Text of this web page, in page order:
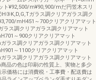
ト¥92,500/m¥90,900/mだ円笠木スリ
ガラス調クリアガラス調ク
mH451～700クリアクリアマット
ス調クリアガラス調クリアマット
～900クリアクリアマット
ラス調クリアガラス調クリアマット
～1100クリアクリアマット
ラス調クリアガラス調クリアマット
品の色は印刷の性質上、実物と多少
価格には消費税・工事費・配送費は